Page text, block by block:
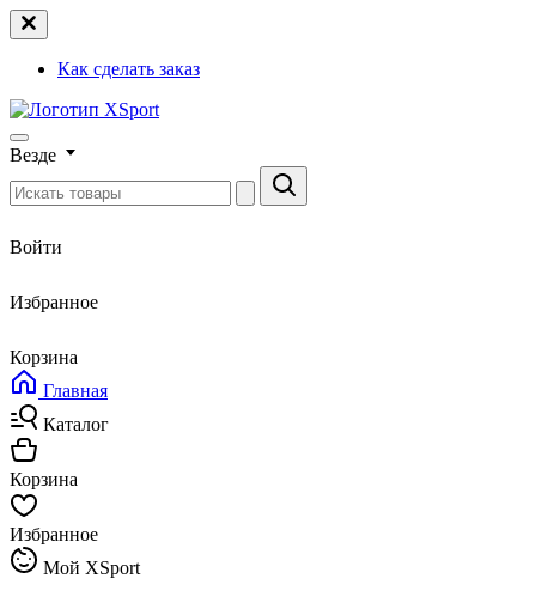
Как сделать заказ
Везде
Войти
Избранное
Корзина
Главная
Каталог
Корзина
Избранное
Мой XSport